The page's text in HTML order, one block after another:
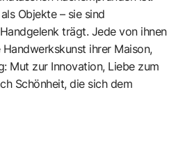
Objekte – sie sind
trägt. Jede von ihnen
ihrer Maison,
Mut zur Innovation, Liebe zum
Schönheit, die sich dem